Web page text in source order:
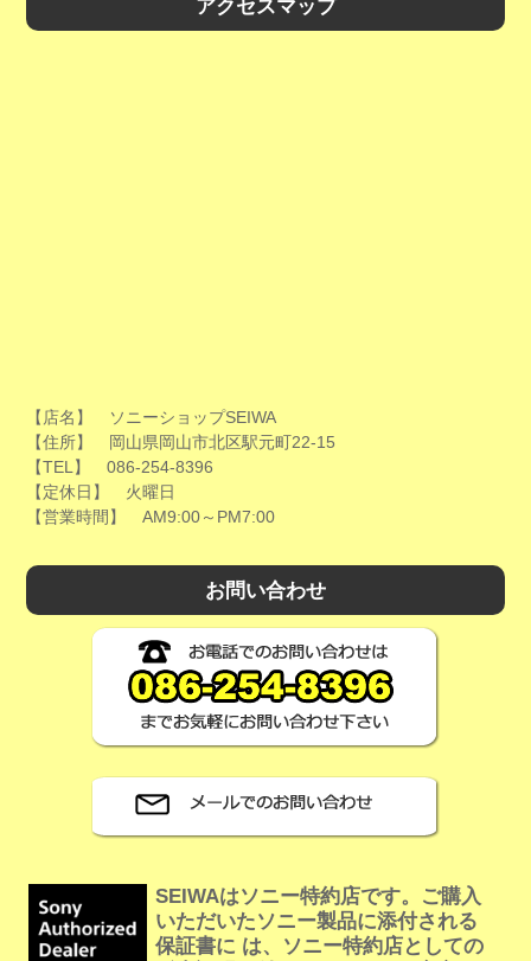
アクセスマップ
【店名】 ソニーショップSEIWA
【住所】 岡山県岡山市北区駅元町22-15
【TEL】 086-254-8396
【定休日】 火曜日
【営業時間】 AM9:00～PM7:00
お問い合わせ
SEIWAはソニー特約店です。ご購入
いただいたソニー製品に添付される
保証書に は、ソニー特約店としての